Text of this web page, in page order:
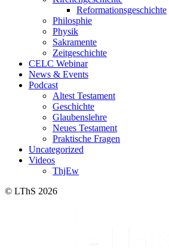
Reformationsgeschichte
Philosphie
Physik
Sakramente
Zeitgeschichte
CELC Webinar
News & Events
Podcast
Altest Testament
Geschichte
Glaubenslehre
Neues Testament
Praktische Fragen
Uncategorized
Videos
ThjEw
© LThS 2026